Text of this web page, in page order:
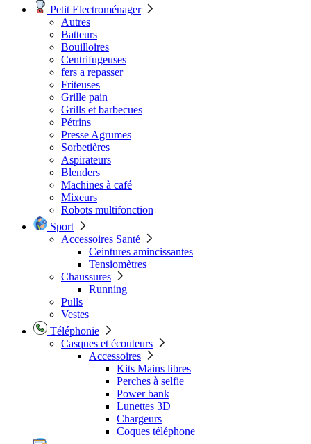
Petit Electroménager
Autres
Batteurs
Bouilloires
Centrifugeuses
fers a repasser
Friteuses
Grille pain
Grills et barbecues
Pétrins
Presse Agrumes
Sorbetières
Aspirateurs
Blenders
Machines à café
Mixeurs
Robots multifonction
Sport
Accessoires Santé
Ceintures amincissantes
Tensiomètres
Chaussures
Running
Pulls
Vestes
Téléphonie
Casques et écouteurs
Accessoires
Kits Mains libres
Perches à selfie
Power bank
Lunettes 3D
Chargeurs
Coques téléphone